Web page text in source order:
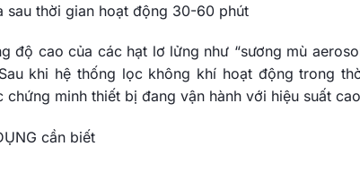
sau thời gian hoạt động 30-60 phút
độ cao của các hạt lơ lửng như “sương mù
khi hệ thống lọc không khí hoạt động trong
minh thiết bị đang vận hành với hiệu suất
cần biết